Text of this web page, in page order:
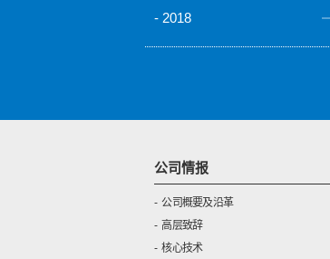
2018
公司情报
公司概要及沿革
高层致辞
核心技术